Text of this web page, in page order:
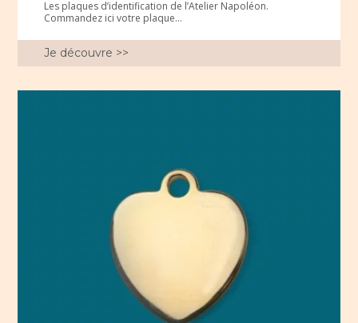
Les plaques d’identification de l’Atelier Napoléon.
Commandez ici votre plaque...
Je découvre >>